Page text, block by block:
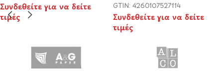
Συνδεθείτε για να δείτε
τιμές
GTIN: 4260107527114
Συνδεθείτε για να δείτε
τιμές